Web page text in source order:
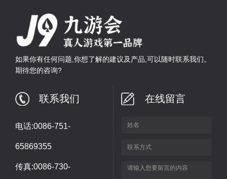
如果你有任何问题,你想了解的建议及产品,可以随时联系我们。
期待您的咨询?
联系我们
电话:0086-751-
65869355
传真:0086-730-
在线留言